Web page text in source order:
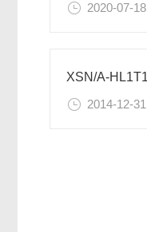
2020-07-18
2014-12-31